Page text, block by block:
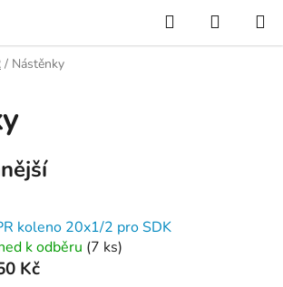
Hledat
KOŠÍK
/ Nástěnky
koleno 20x1/2 pro SDK
k odběru (7 ks)
Kč